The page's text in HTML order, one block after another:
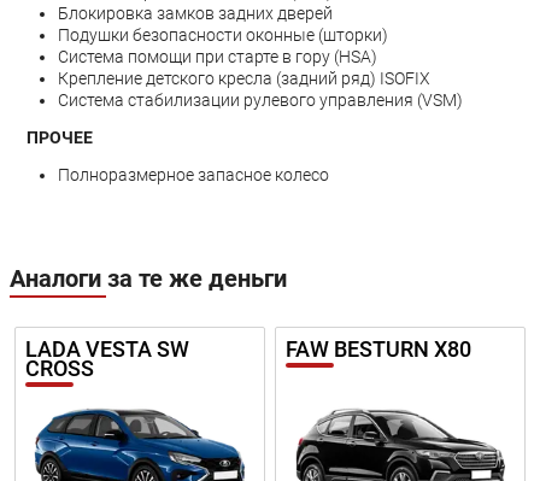
Блокировка замков задних дверей
Подушки безопасности оконные (шторки)
Система помощи при старте в гору (HSA)
Крепление детского кресла (задний ряд) ISOFIX
Система стабилизации рулевого управления (VSM)
ПРОЧЕЕ
Полноразмерное запасное колесо
Аналоги за те же деньги
LADA VESTA SW
CROSS
FAW BESTURN X80